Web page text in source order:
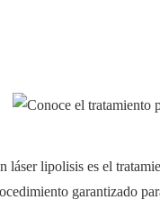
láser lipolisis es el
garantizado